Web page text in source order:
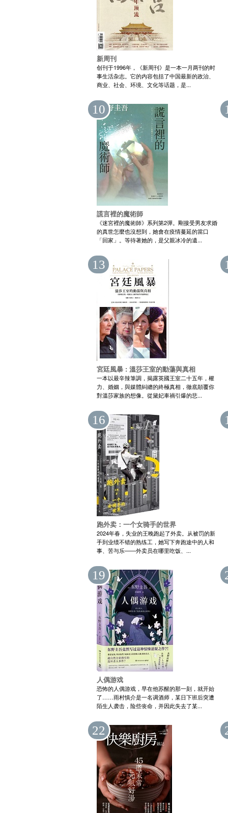
新周刊
创刊于1996年，《新周刊》是一本一月两刊的时
事生活杂志。它的内容包括了中国最新的政治、
商业、社会、环境、文化等话题，是...
10
謊言裡的魔術師
《迷宮裡的魔術師》系列第2彈。剛接受男友求婚
的真世怎麼也沒想到，她會在疫情蔓延的當口
「回家」。等待著她的，是父親冰冷的遺...
13
宮廷風暴 : 溫莎王室的動蕩與真相
一本以最辛辣筆調，揭露英國王室二十五年，權
力、婚姻，與媒體糾纏的終極真相，徹底顛覆你
對溫莎家族的想像。從黛妃車禍引爆的悲...
16
跑外卖：一个女骑手的世界
2024年春，失业的王晚跑起了外卖。从被罚的新
手到业绩不错的熟练工，她写下奔跑途中的人和
事、苦与乐——外卖员在哪里吃饭、...
19
人偶游戏
恐怖的人偶游戏，早在他苏醒的那一刻，就开始
了……雨村慎介是一名调酒师，某日下班后突遭
陌生人袭击，险些丧命，并因此失去了某...
22